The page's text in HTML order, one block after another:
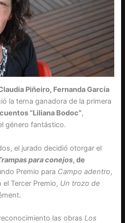
Piñeiro, Fernanda García
la terna ganadora de la primera
“Liliana Bodoc”,
género fantástico.
el jurado decidió otorgar el
para conejos, de
Premio para Campo adentro,
Tercer Premio, Un trozo de
las obrasLos